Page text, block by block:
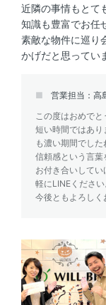
近隣の事情もとて
知識も豊富でお任
素敵な物件に巡り
かげだと思ってい
営業担当：高
この度はおめでと
短い時間ではあ
も濃い期間でした
信頼感という言葉
お付き合いして
軽にLINEください
今後ともよろしく